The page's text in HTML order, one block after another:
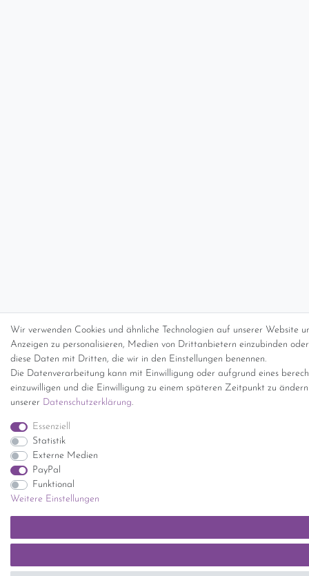
Wir verwenden Cookies und ähnliche Technologien auf unserer Website
Anzeigen zu personalisieren, Medien von Drittanbietern einzubinden
diese Daten mit Dritten, die wir in den Einstellungen benennen.
Die Datenverarbeitung kann mit Einwilligung oder aufgrund eines
einzuwilligen und die Einwilligung zu einem späteren Zeitpunkt zu
unserer Daten­schutz­erklärung.
Essenziell
Statistik
Externe Medien
PayPal
Funktional
Weitere Einstellungen